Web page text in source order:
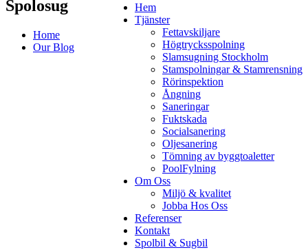
Hem
Tjänster
Fettavskiljare
Högtrycksspolning
Slamsugning Stockholm
Stamspolningar & Stamrensning
Rörinspektion
Ångning
Saneringar
Fuktskada
Socialsanering
Oljesanering
Tömning av byggtoaletter
PoolFylning
Om Oss
Miljö & kvalitet
Jobba Hos Oss
Referenser
Kontakt
Spolbil & Sugbil
Spolosug
Home
Our Blog